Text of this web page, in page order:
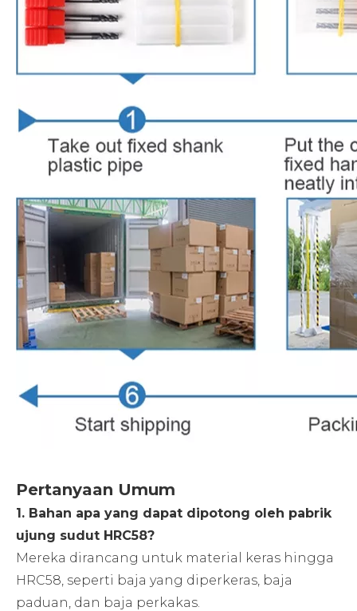
Pertanyaan Umum
1. Bahan apa yang dapat dipotong oleh pabrik
ujung sudut HRC58?
Mereka dirancang untuk material keras hingga
HRC58, seperti baja yang diperkeras, baja
paduan, dan baja perkakas.